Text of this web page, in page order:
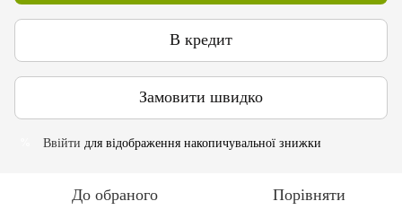
В кредит
Замовити швидко
Ввійти для відображення накопичувальної знижки
До обраного Порівняти